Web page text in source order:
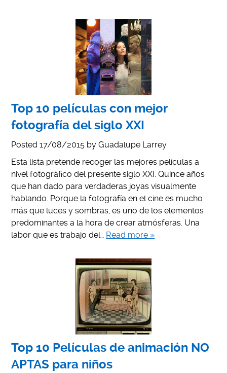
Top 10 películas con mejor
fotografía del siglo XXI
Posted17/08/2015 byGuadalupe Larrey
Esta lista pretende recoger las mejores películas a
nivel fotográfico del presente siglo XXI. Quince años
que han dado para verdaderas joyas visualmente
hablando. Porque la fotografía en el cine es mucho
más que luces y sombras, es uno de los elementos
predominantes a la hora de crear atmósferas. Una
labor que es trabajo del… Read more »
Top 10 Películas de animación NO
APTAS para niños